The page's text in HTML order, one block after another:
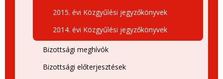
2015. évi Közgyűlési jegyzőkönyvek
2014. évi Közgyűlési jegyzőkönyvek
Bizottsági meghívók
Bizottsági előterjesztések